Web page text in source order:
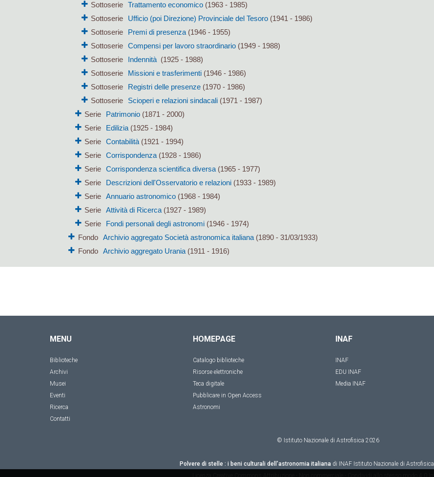
Sottoserie
Trattamento economico (1963 - 1985)
Sottoserie
Ufficio (poi Direzione) Provinciale del Tesoro (1941 - 1986)
Sottoserie
Premi di presenza (1946 - 1955)
Sottoserie
Compensi per lavoro straordinario (1949 - 1988)
Sottoserie
Indennità (1925 - 1988)
Sottoserie
Missioni e trasferimenti (1946 - 1986)
Sottoserie
Registri delle presenze (1970 - 1986)
Sottoserie
Scioperi e relazioni sindacali (1971 - 1987)
Serie
Patrimonio(1871 - 2000)
Serie
Edilizia(1925 - 1984)
Serie Contabilità(1921 - 1994)
Serie Corrispondenza(1928 - 1986)
Serie Corrispondenza scientifica diversa(1965 - 1977)
Serie
Descrizioni dell'Osservatorio e relazioni(1933 - 1989)
Serie Annuario astronomico(1968 - 1984)
Serie Attività di Ricerca(1927 - 1989)
Serie
Fondi personali degli astronomi(1946 - 1974)
Fondo
Archivio aggregato Società astronomica italiana(1890 - 31/03/1933)
Fondo
Archivio aggregato Urania(1911 - 1916)
MENU
Biblioteche
Archivi
Musei
Eventi
Ricerca
Contatti
HOMEPAGE
Catalogo biblioteche
Risorse elettroniche
Teca digitale
Pubblicare in Open Access
Astronomi
INAF
INAF
EDU INAF
Media INAF
© Istituto Nazionale di Astrofisica 2026
Polvere di stelle : i beni culturali dell'astronomia italianadi INAF Istituto Nazionale di Astrofisica